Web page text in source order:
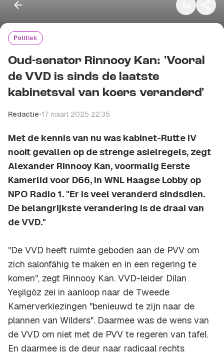
Politiek
Oud-senator Rinnooy Kan: 'Vooral
de VVD is sinds de laatste
kabinetsval van koers veranderd'
Redactie•17 maart 2025 22:35
Met de kennis van nu was kabinet-Rutte IV
nooit gevallen op de strenge asielregels, zegt
Alexander Rinnooy Kan, voormalig Eerste
Kamerlid voor D66, in WNL Haagse Lobby op
NPO Radio 1. "Er is veel veranderd sindsdien.
De belangrijkste verandering is de draai van
de VVD."
"De VVD heeft ruimte geboden aan de PVV om
zich salonfähig te maken en in een regering te
komen", zegt Rinnooy Kan. VVD-leider Dilan
Yeşilgöz zei in aanloop naar de Tweede
Kamerverkiezingen "benieuwd te zijn naar de
plannen van Wilders". Daarmee was de wens van
de VVD om niet met de PVV te regeren van tafel.
En daarmee is de deur naar radicaal rechts